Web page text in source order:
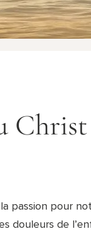
passion pour
douleurs de